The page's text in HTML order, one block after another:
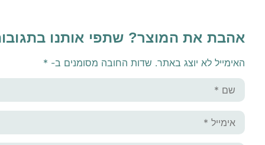
אהבת את המוצר? שתפי אותנו
האימייל לא יוצג באתר. שדות החובה מסומנים ב- *